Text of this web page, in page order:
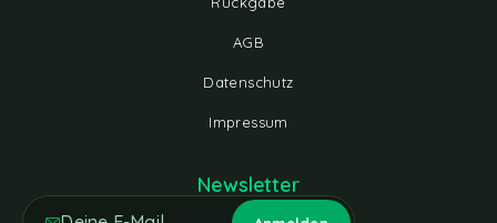
AGB
Datenschutz
Impressum
Newsletter